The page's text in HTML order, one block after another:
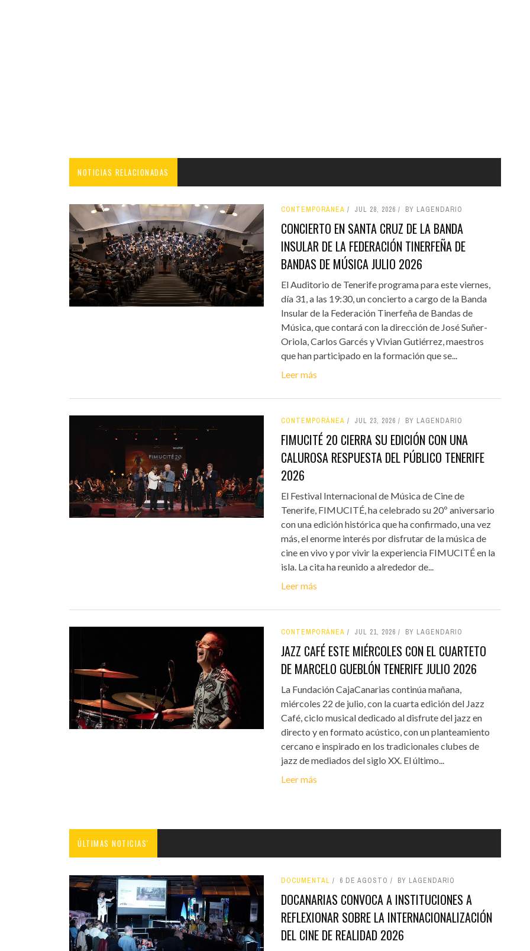
NOTICIAS RELACIONADAS
CONTEMPORÁNEA JUL 28, 2026 BY LAGENDARIO
CONCIERTO EN SANTA CRUZ DE LA BANDA
INSULAR DE LA FEDERACIÓN TINERFEÑA DE
BANDAS DE MÚSICA JULIO 2026
El Auditorio de Tenerife programa para este viernes,
día 31, a las 19:30, un concierto a cargo de la Banda
Insular de la Federación Tinerfeña de Bandas de
Música, que contará con la dirección de José Suñer-
Oriola, Carlos Garcés y Vivian Gutiérrez, maestros
que han participado en la formación que se...
Leer más
CONTEMPORÁNEA JUL 23, 2026 BY LAGENDARIO
FIMUCITÉ 20 CIERRA SU EDICIÓN CON UNA
CALUROSA RESPUESTA DEL PÚBLICO TENERIFE
2026
El Festival Internacional de Música de Cine de
Tenerife, FIMUCITÉ, ha celebrado su 20º aniversario
con una edición histórica que ha confirmado, una vez
más, el enorme interés por disfrutar de la música de
cine en vivo y por vivir la experiencia FIMUCITÉ en la
isla. La cita ha reunido a alrededor de...
Leer más
CONTEMPORÁNEA JUL 21, 2026 BY LAGENDARIO
JAZZ CAFÉ ESTE MIÉRCOLES CON EL CUARTETO
DE MARCELO GUEBLÓN TENERIFE JULIO 2026
La Fundación CajaCanarias continúa mañana,
miércoles 22 de julio, con la cuarta edición del Jazz
Café, ciclo musical dedicado al disfrute del jazz en
directo y en formato acústico, con un planteamiento
cercano e inspirado en los tradicionales clubes de
jazz de mediados del siglo XX. El último...
Leer más
ÚLTIMAS NOTICIAS'
DOCUMENTAL 6 DE AGOSTO BY LAGENDARIO
DOCANARIAS CONVOCA A INSTITUCIONES A
REFLEXIONAR SOBRE LA INTERNACIONALIZACIÓN
DEL CINE DE REALIDAD 2026